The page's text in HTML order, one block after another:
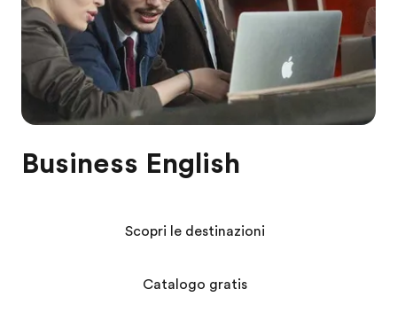
Carriera
Lavora con noi
Business English
Scopri le destinazioni
Catalogo gratis